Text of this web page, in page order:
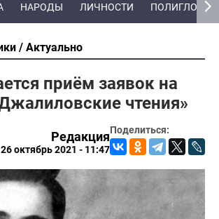
НАРОДЫ ЛИЧНОСТИ ПОЛИГЛОТ
Актуально
приём заявок на
чтения»
Поделиться:
Редакция
26 октябрь 2021 - 11:47